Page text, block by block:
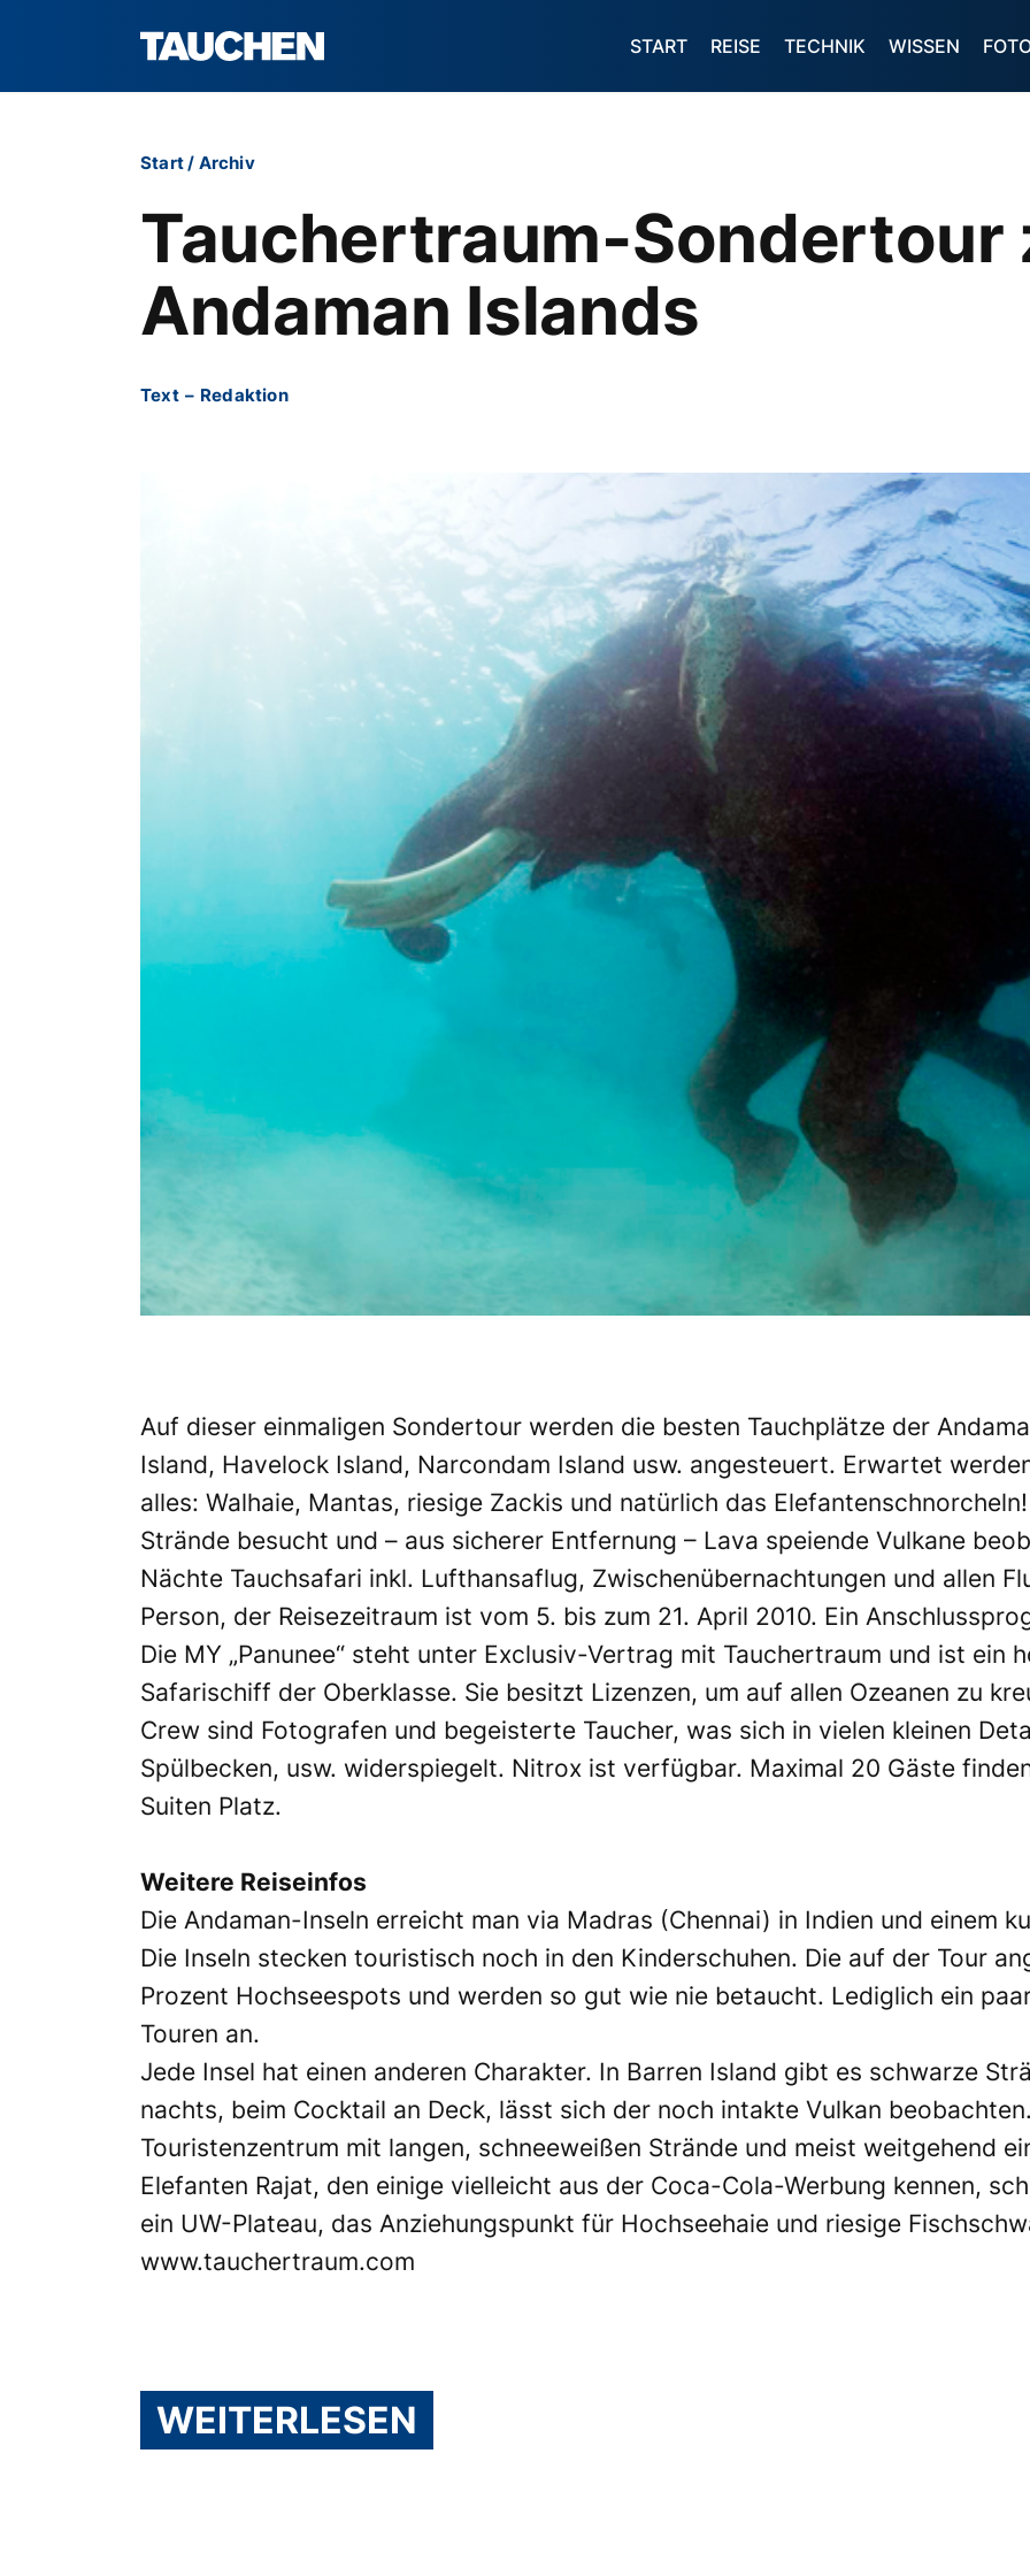
START REISE TECHNIK WISSEN
Start/ Archiv
Tauchertraum-Sondertour
Andaman Islands
Text – Redaktion
Auf dieser einmaligen Sondertour werden die besten Tauchplätze der
Island, Havelock Island, Narcondam Island usw. angesteuert. Erwartet
alles: Walhaie, Mantas, riesige Zackis und natürlich das
Strände besucht und – aus sicherer Entfernung – Lava speiende Vulkane
Nächte Tauchsafari inkl. Lufthansaflug, Zwischenübernachtungen und allen
Person, der Reisezeitraum ist vom 5. bis zum 21. April 2010. Ein
Die MY „Panunee“ steht unter Exclusiv-Vertrag mit Tauchertraum und ist ein
Safarischiff der Oberklasse. Sie besitzt Lizenzen, um auf allen Ozeanen zu
Crew sind Fotografen und begeisterte Taucher, was sich in vielen kleinen
Spülbecken, usw. widerspiegelt. Nitrox ist verfügbar. Maximal 20 Gäste
Suiten Platz.
Weitere Reiseinfos
Die Andaman-Inseln erreicht man via Madras (Chennai) in Indien und einem
Die Inseln stecken touristisch noch in den Kinderschuhen. Die auf der Tour
Prozent Hochseespots und werden so gut wie nie betaucht. Lediglich ein
Touren an.
Jede Insel hat einen anderen Charakter. In Barren Island gibt es schwarze
nachts, beim Cocktail an Deck, lässt sich der noch intakte Vulkan
Touristenzentrum mit langen, schneeweißen Strände und meist weitgehend
Elefanten Rajat, den einige vielleicht aus der Coca-Cola-Werbung kennen,
ein UW-Plateau, das Anziehungspunkt für Hochseehaie und riesige
www.tauchertraum.com
WEITERLESEN